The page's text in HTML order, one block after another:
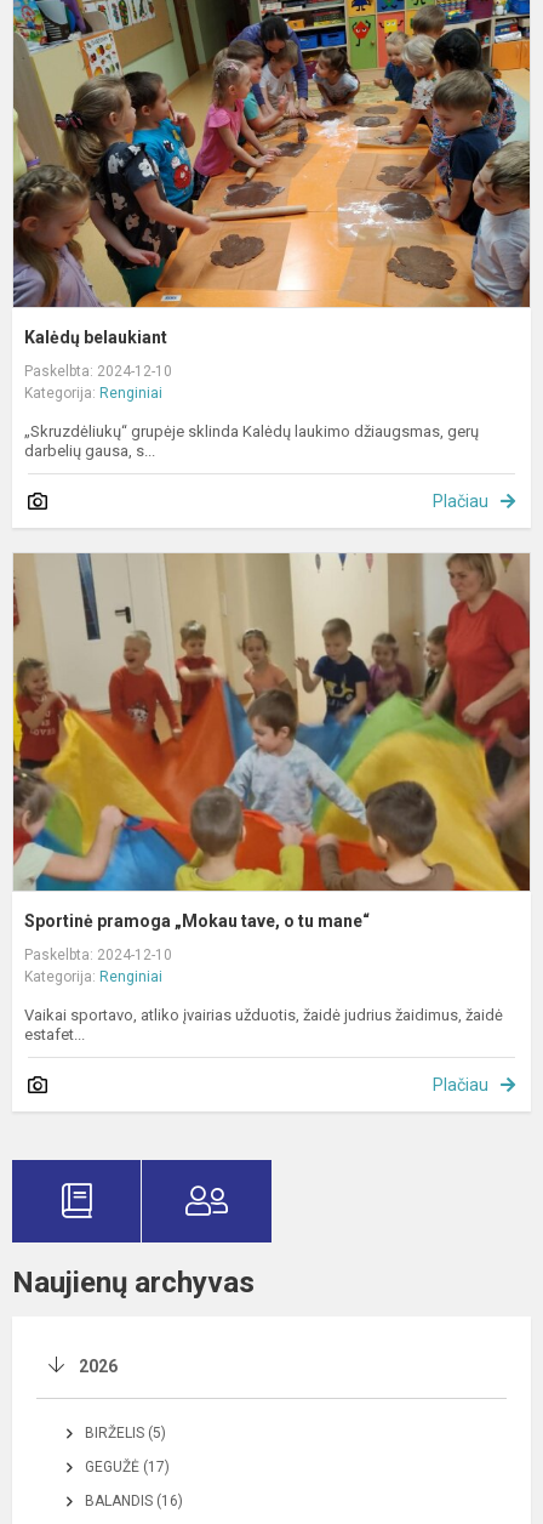
Kalėdų belaukiant
Paskelbta: 2024-12-10
Kategorija: Renginiai
„Skruzdėliukų“ grupėje sklinda Kalėdų laukimo džiaugsmas, gerų
darbelių gausa, s...
Plačiau
Sportinė pramoga „Mokau tave, o tu mane“
Paskelbta: 2024-12-10
Kategorija: Renginiai
Vaikai sportavo, atliko įvairias užduotis, žaidė judrius žaidimus, žaidė
estafet...
Plačiau
Naujienų archyvas
2026
BIRŽELIS (5)
GEGUŽĖ (17)
BALANDIS (16)